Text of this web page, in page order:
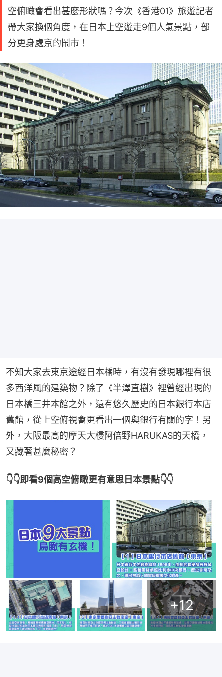
空俯瞰會看出甚麼形狀嗎？今次《香港01》旅遊記者
帶大家換個角度，在日本上空遊走9個人氣景點，部
分更身處京的鬧市！
不知大家去東京途經日本橋時，有沒有發現哪裡有很
多西洋風的建築物？除了《半澤直樹》裡曾經出現的
日本橋三井本館之外，還有悠久歷史的日本銀行本店
舊館，從上空俯視會更看出一個與銀行有關的字！另
外，大阪最高的摩天大樓阿倍野HARUKAS的天橋，
又藏著甚麼秘密？
👇👇即看9個高空俯瞰更有意思日本景點👇👇
+12